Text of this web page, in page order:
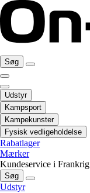
Søg
Udstyr
Kampsport
Kampekunster
Fysisk vedligeholdelse
Rabatlager
Mærker
Kundeservice i Frankrig
Søg
Udstyr